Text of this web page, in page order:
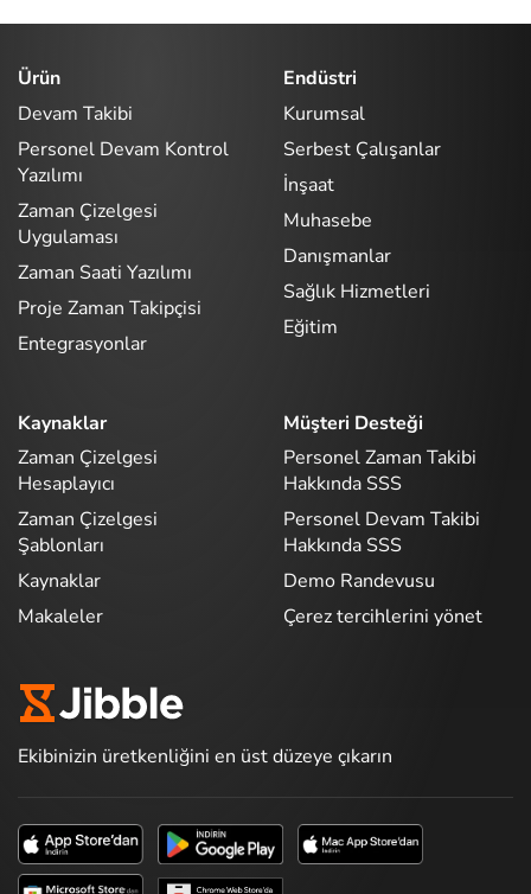
Ürün
Devam Takibi
Personel Devam Kontrol
Yazılımı
Zaman Çizelgesi
Uygulaması
Zaman Saati Yazılımı
Proje Zaman Takipçisi
Entegrasyonlar
Endüstri
Kurumsal
Serbest Çalışanlar
İnşaat
Muhasebe
Danışmanlar
Sağlık Hizmetleri
Eğitim
Kaynaklar
Zaman Çizelgesi
Hesaplayıcı
Zaman Çizelgesi
Şablonları
Kaynaklar
Makaleler
Müşteri Desteği
Personel Zaman Takibi
Hakkında SSS
Personel Devam Takibi
Hakkında SSS
Demo Randevusu
Çerez tercihlerini yönet
Ekibinizin üretkenliğini en üst düzeye çıkarın